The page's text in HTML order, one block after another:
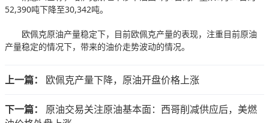
52,390吨下降至30,342吨。
欧佩克原油产量稳定下，目前欧佩克产量的表现，注重目前原油
产量稳定的情况下，带来的油价走势波动的情况。
上一篇： 欧佩克产量下降，原油开盘价格上涨
下一篇：
原油交易关注原油基本面：西哥削减供应后，美燃